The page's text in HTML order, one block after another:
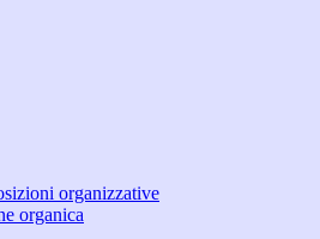
organizzative
organica